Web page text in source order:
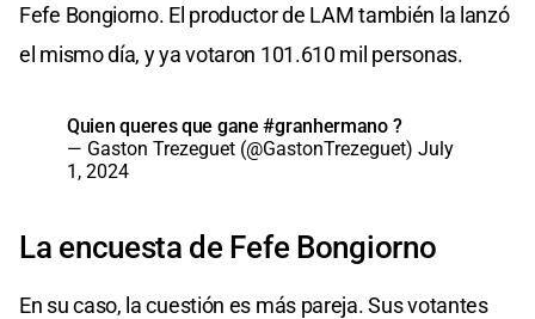
Fefe Bongiorno. El productor de LAM también la lanzó
el mismo día, y ya votaron 101.610 mil personas.
Quien queres que gane#granhermano?
— Gaston Trezeguet (@GastonTrezeguet) July
1, 2024
La encuesta de Fefe Bongiorno
En su caso, la cuestión es más pareja. Sus votantes